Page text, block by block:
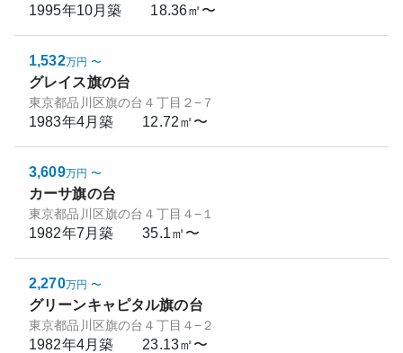
1995年10月築 18.36㎡〜
1,532万円 〜
グレイス旗の台
東京都品川区旗の台４丁目２−７
1983年4月築 12.72㎡〜
3,609万円 〜
カーサ旗の台
東京都品川区旗の台４丁目４−１
1982年7月築 35.1㎡〜
2,270万円 〜
グリーンキャピタル旗の台
東京都品川区旗の台４丁目４−２
1982年4月築 23.13㎡〜